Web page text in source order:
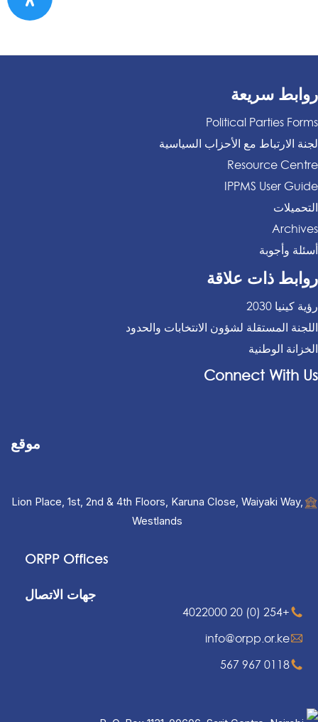
روابط سريعة
Political Parties Forms
لجنة الارتباط مع الأحزاب السياسية
Resource Centre
IPPMS User Guide
التحميلات
Archives
أسئلة وأجوبة
روابط ذات علاقة
رؤية كينيا 2030
اللجنة المستقلة لشؤون الانتخابات والحدود
الخزانة الوطنية
Connect With Us
موقع
Lion Place, 1st, 2nd & 4th Floors, Karuna Close, Waiyaki Way,
Westlands
ORPP Offices
جهات الاتصال
+254 (0) 20 4022000
info@orpp.or.ke
0118 967 567